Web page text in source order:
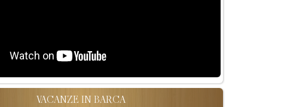
VACANZE IN BARCA